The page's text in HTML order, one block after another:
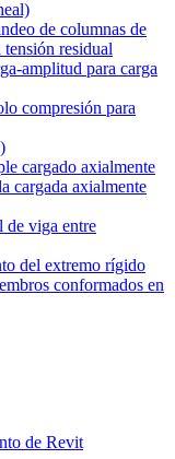
de columnas de
residual
amplitud para carga
compresión para
cargado axialmente
cargada axialmente
de viga entre
del extremo rígido
conformados en
de Revit